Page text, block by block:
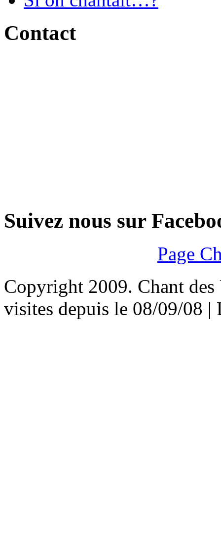
Contact
Suivez nous sur
Page
Copyright 2009. Chant des
visites depuis le 08/09/08